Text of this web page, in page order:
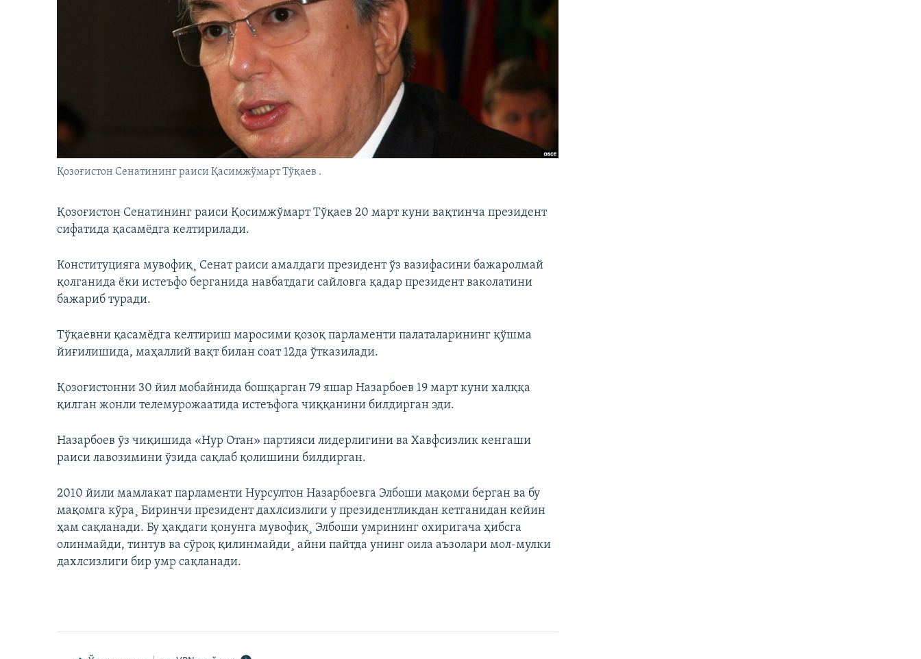
Қозоғистон Сенатининг раиси Қасимжўмарт Тўқаев .
Қозоғистон Сенатининг раиси Қосимжўмарт Тўқаев 20 март куни вақтинча президент
сифатида қасамёдга келтирилади.
Конституцияга мувофиқ¸ Сенат раиси амалдаги президент ўз вазифасини бажаролмай
қолганида ёки истеъфо берганида навбатдаги сайловга қадар президент ваколатини
бажариб туради.
Тўқаевни қасамёдга келтириш маросими қозоқ парламенти палаталарининг қўшма
йиғилишида, маҳаллий вақт билан соат 12да ўтказилади.
Қозоғистонни 30 йил мобайнида бошқарган 79 яшар Назарбоев 19 март куни халққа
қилган жонли телемурожаатида истеъфога чиққанини билдирган эди.
Назарбоев ўз чиқишида «Нур Отан» партияси лидерлигини ва Хавфсизлик кенгаши
раиси лавозимини ўзида сақлаб қолишини билдирган.
2010 йили мамлакат парламенти Нурсултон Назарбоевга Элбоши мақоми берган ва бу
мақомга кўра¸ Биринчи президент дахлсизлиги у президентликдан кетганидан кейин
ҳам сақланади. Бу ҳақдаги қонунга мувофиқ¸ Элбоши умрининг охиригача ҳибсга
олинмайди, тинтув ва сўроқ қилинмайди¸ айни пайтда унинг оила аъзолари мол-мулки
дахлсизлиги бир умр сақланади.